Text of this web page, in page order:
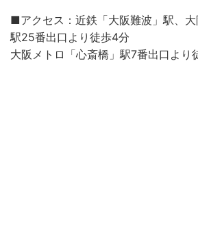
■アクセス：近鉄「大阪難波」駅、大
駅25番出口より徒歩4分
大阪メトロ「心斎橋」駅7番出口より